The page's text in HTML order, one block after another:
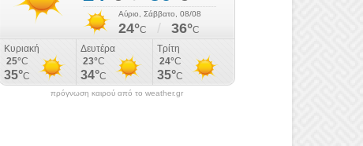
πρόγνωση καιρού από το weather.gr